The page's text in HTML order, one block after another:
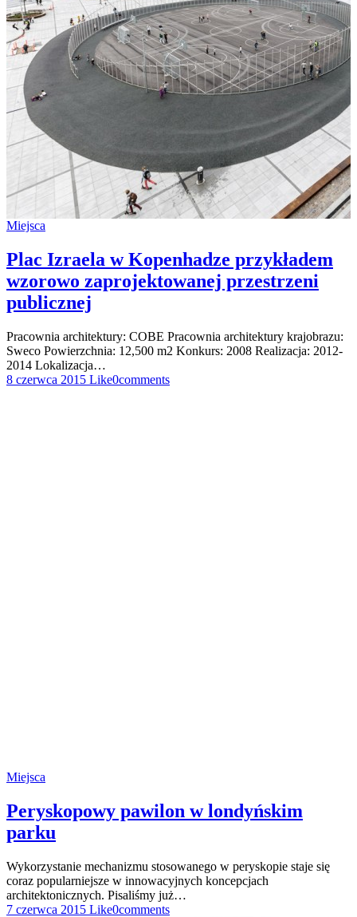
Miejsca
Plac Izraela w Kopenhadze przykładem
wzorowo zaprojektowanej przestrzeni
publicznej
Pracownia architektury: COBE Pracownia architektury krajobrazu:
Sweco Powierzchnia: 12,500 m2 Konkurs: 2008 Realizacja: 2012-
2014 Lokalizacja…
8 czerwca 2015 Like0comments
Miejsca
Peryskopowy pawilon w londyńskim
parku
Wykorzystanie mechanizmu stosowanego w peryskopie staje się
coraz popularniejsze w innowacyjnych koncepcjach
architektonicznych. Pisaliśmy już…
7 czerwca 2015 Like0comments